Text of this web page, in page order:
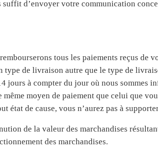
d’envoyer votre communication
tous les paiements reçus
de livraison autre que le type de
jours à compter du jour où nous sommes
moyen de paiement que celui que
état de cause, vous n’aurez pas à
de la valeur des marchandises
des marchandises.